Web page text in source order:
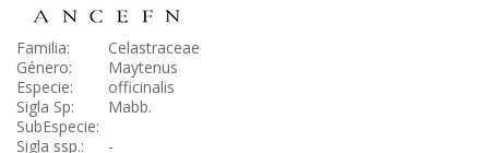
Familia:
Celastraceae
Género:
Maytenus
Especie:
officinalis
Sigla Sp:
Mabb.
SubEspecie:
Sigla ssp.:
-